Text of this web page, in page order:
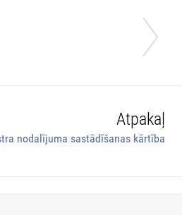
Atpakaļ
nodalījuma sastādīšanas kārtība